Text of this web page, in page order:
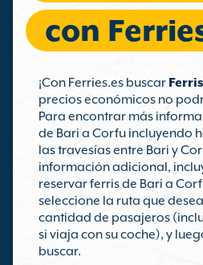
con
¡Con Ferries.es buscar
precios económicos no
Para encontrar más
de Bari a Corfu incluyendo
las travesías entre Bari y
información adicional,
reservar ferris de Bari a
seleccione la ruta que
cantidad de pasajeros
si viaja con su coche), y
buscar.